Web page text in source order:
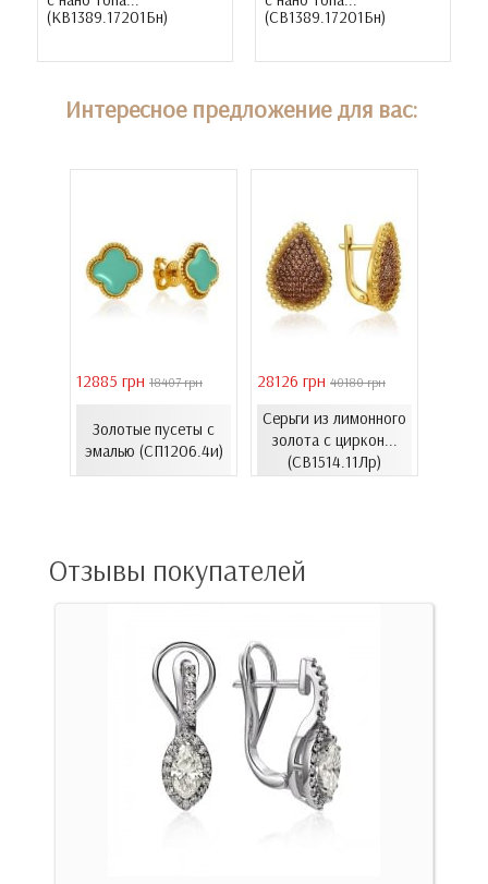
(КВ1389.17201Бн)
(СВ1389.17201Бн)
Интересное предложение для вас:
12885 грн 18407 грн
Золотые пусеты с
эмалью (СП1206.4и)
28126 грн 40180 грн
Серьги из лимонного
золота с циркон...
(СВ1514.11Лр)
Отзывы покупателей